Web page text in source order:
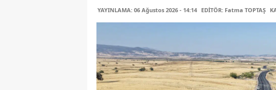
YAYINLAMA: 06 Ağustos 2026 - 14:14 EDİTÖR: Fatma TOPTAŞ